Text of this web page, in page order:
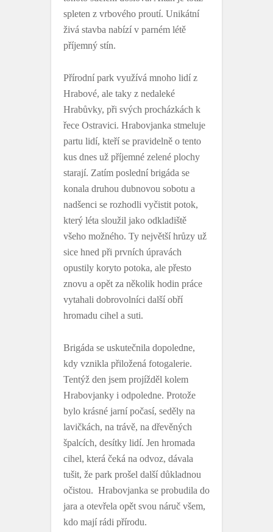
spleten z vrbového proutí. Unikátní
živá stavba nabízí v parném létě
příjemný stín.
Přírodní park využívá mnoho lidí z
Hrabové, ale taky z nedaleké
Hrabůvky, při svých procházkách k
řece Ostravici. Hrabovjanka stmeluje
partu lidí, kteří se pravidelně o tento
kus dnes už příjemné zelené plochy
starají. Zatím poslední brigáda se
konala druhou dubnovou sobotu a
nadšenci se rozhodli vyčistit potok,
který léta sloužil jako odkladiště
všeho možného. Ty největší hrůzy už
sice hned při prvních úpravách
opustily koryto potoka, ale přesto
znovu a opět za několik hodin práce
vytahali dobrovolníci další obří
hromadu cihel a suti.
Brigáda se uskutečnila dopoledne,
kdy vznikla přiložená fotogalerie.
Tentýž den jsem projížděl kolem
Hrabovjanky i odpoledne. Protože
bylo krásné jarní počasí, seděly na
lavičkách, na trávě, na dřevěných
špalcích, desítky lidí. Jen hromada
cihel, která čeká na odvoz, dávala
tušit, že park prošel další důkladnou
očistou. Hrabovjanka se probudila do
jara a otevřela opět svou náruč všem,
kdo mají rádi přírodu.